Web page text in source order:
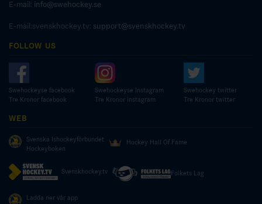
E-mail: info@swehockey.se
E-mail:svenskhockey.tv: support@svenskhockey.tv
FOLLOW US
Swehockeyse facebook
Tre Kronor facebook
Swehockeyse Instagram
Tre Kronor instagram
Swehockey twitter
Tre Kronor twitter
WEB
Svenska Ishockeyförbundet
Hockeyboken
Hockey Hall Of Fame
Svenskhockey.tv Folkets Lag
Ladda ner vår app